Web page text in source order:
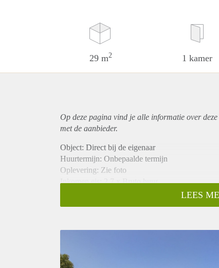
29 m2 1 kamer
Op deze pagina vind je alle informatie over
met de aanbieder.
Object: Direct bij de eigenaar
Huurtermijn: Onbepaalde termijn
Oplevering: Zie foto
Inkomen eis: 2,7 x Bruto huur
Borg: 1 Maand
Geschikt voor studenten: Afhankelijk van de
LEES